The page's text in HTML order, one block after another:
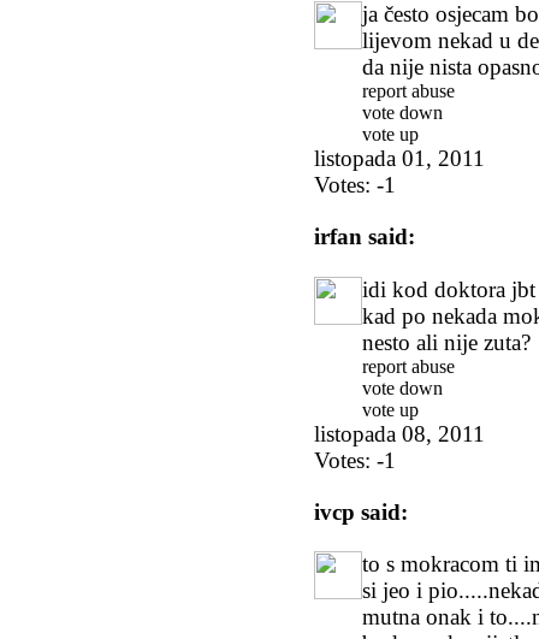
ja često osjecam
lijevom nekad u
da nije nista
report abuse
vote down
vote up
listopada 01, 2011
Votes: -1
irfan said:
idi kod doktora jbt
kad po nekada
nesto ali nije zuta?
report abuse
vote down
vote up
listopada 08, 2011
Votes: -1
ivcp said:
to s mokracom ti
si jeo i
mutna onak i